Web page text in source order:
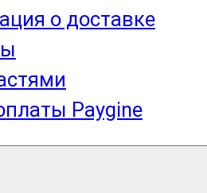
о доставке
Paygine